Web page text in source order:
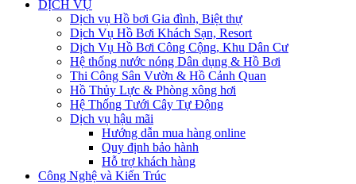
DỊCH VỤ
Dịch vụ Hồ bơi Gia đình, Biệt thự
Dịch Vụ Hồ Bơi Khách Sạn, Resort
Dịch Vụ Hồ Bơi Công Cộng, Khu Dân Cư
Hệ thống nước nóng Dân dụng & Hồ Bơi
Thi Công Sân Vườn & Hồ Cảnh Quan
Hồ Thủy Lực & Phòng xông hơi
Hệ Thống Tưới Cây Tự Động
Dịch vụ hậu mãi
Hướng dẫn mua hàng online
Quy định bảo hành
Hỗ trợ khách hàng
Công Nghệ và Kiến Trúc